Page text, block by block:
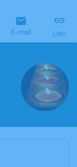
E-mail Lien